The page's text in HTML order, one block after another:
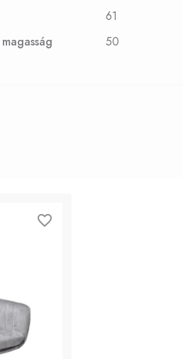
61
50